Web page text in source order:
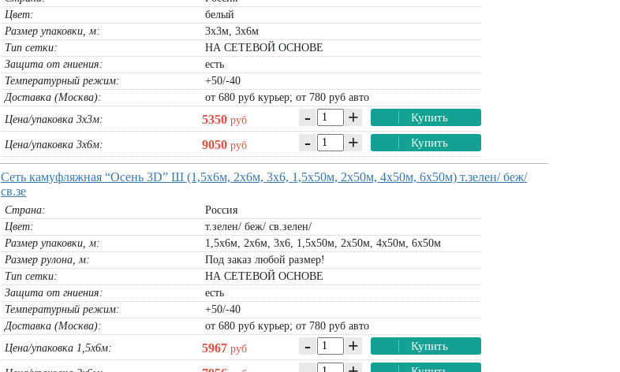
Цвет:
белый
Размер упаковки, м:
3х3м, 3х6м
Тип сетки:
НА СЕТЕВОЙ ОСНОВЕ
Защита от гниения:
есть
Температурный режим:
+50/-40
Доставка (Москва):
от 680 руб курьер; от 780 руб авто
Цена/упаковка 3х3м:
5350 руб - + Купить
Цена/упаковка 3х6м: 9050 руб - + Купить
Сеть камуфляжная “Осень 3D” Ш (1,5х6м, 2х6м, 3х6, 1,5х50м, 2х50м, 4х50м, 6х50м) т.зелен/ беж/
св.зе
Страна:
Россия
Цвет:
т.зелен/ беж/ св.зелен/
Размер упаковки, м:
1,5х6м, 2х6м, 3х6, 1,5х50м, 2х50м, 4х50м, 6х50м
Размер рулона, м:
Под заказ любой размер!
Тип сетки:
НА СЕТЕВОЙ ОСНОВЕ
Защита от гниения:
есть
Температурный режим:
+50/-40
Доставка (Москва):
от 680 руб курьер; от 780 руб авто
Цена/упаковка 1,5х6м:
5967 руб - + Купить